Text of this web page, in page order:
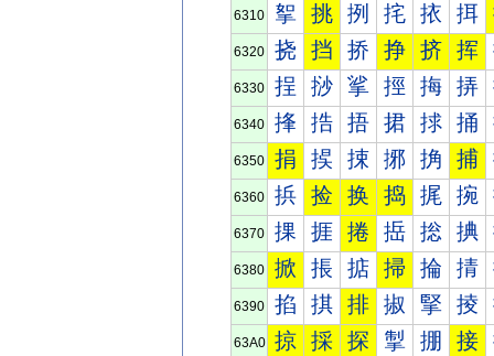
6310 挐 挑 挒 挓 挔 挕
6320 挠 挡 挢 挣 挤 挥
6330 挰 挱 挲 挳 挴 挵
6340 捀 捁 捂 捃 捄 捅
6350 捐 捑 捒 捓 捔 捕
6360 捠 捡 换 捣 捤 捥
6370 捰 捱 捲 捳 捴 捵
6380 掀 掁 掂 掃 掄 掅
6390 掐 掑 排 掓 掔 掕
63A0 掠 採 探 掣 掤 接